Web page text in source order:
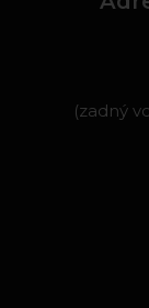
(zadný